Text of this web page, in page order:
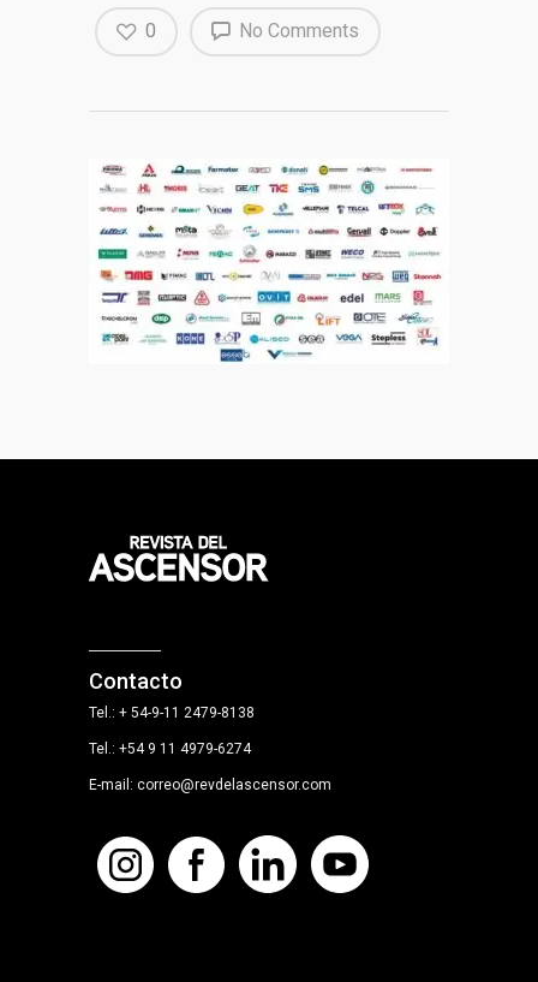
No Comments
0
Contacto
Tel.: + 54-9-11 2479-8138
Tel.: +54 9 11 4979-6274
E-mail: correo@revdelascensor.com